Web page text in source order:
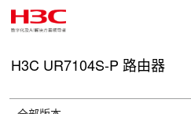
H3C UR7104S-P 路由器